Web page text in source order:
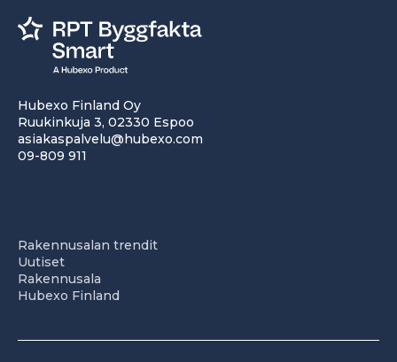
Hubexo Finland Oy
Ruukinkuja 3, 02330 Espoo
asiakaspalvelu@hubexo.com
09-809 911
Rakennusalan trendit
Uutiset
Rakennusala
Hubexo Finland